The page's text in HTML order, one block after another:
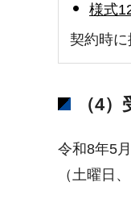
様式
契約時に
（4
令和8年5
（土曜日